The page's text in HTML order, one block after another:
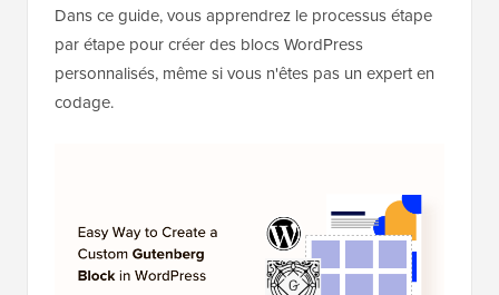
Dans ce guide, vous apprendrez le processus étape
par étape pour créer des blocs WordPress
personnalisés, même si vous n'êtes pas un expert en
codage.